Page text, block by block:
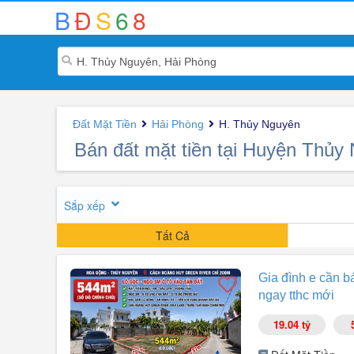
BĐS68
Đất Mặt Tiền Hải Phòng H. Thủy Nguyên
Bán đất mặt tiền tại Huyện Thủy
Sắp xếp
Tất Cả
Gia đình e cần
ngay tthc mới
19.04 tỷ